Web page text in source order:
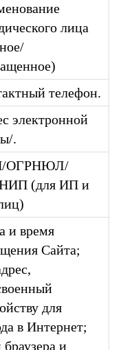
лица
телефон.
электронной
.
ОГРНЮЛ/
(для ИП и
и время
Сайта;
для
в Интернет;
и